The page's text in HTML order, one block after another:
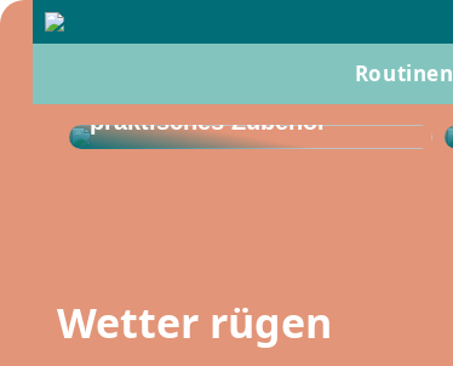
Routinen
praktisches Zubehör
Wetter rügen